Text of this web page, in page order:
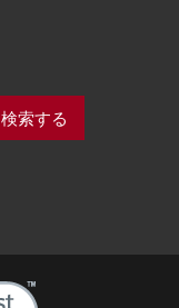
検索する